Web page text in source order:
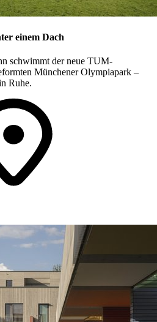
einem Dach
schwimmt der neue TUM-
Münchener Olympiapark –
Ruhe.